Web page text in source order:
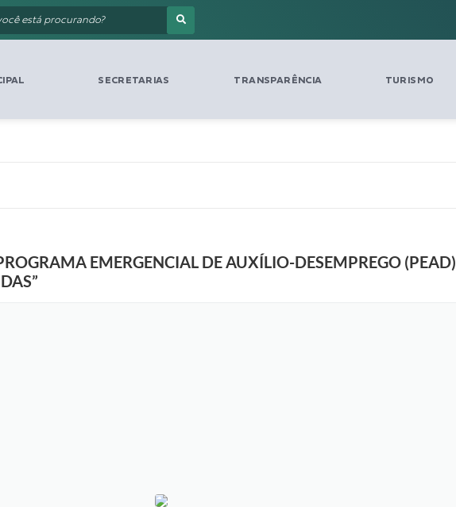
SECRETARIAS TRANSPARÊNCIA TURISMO
EMERGENCIAL DE AUXÍLIO-DESEMPREGO (PEAD)